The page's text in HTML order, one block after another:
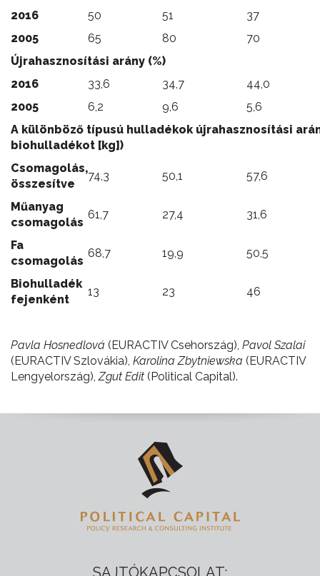
2016
50 51
37
2005
65 80
70
Újrahasznosítási arány (%)
2016
33,6 34,7
44,0
2005
6,2 9,6
5,6
A különböző típusú hulladékok újrahasznosítási
biohulladékot [kg])
Csomagolás,
összesítve
74,3 50,1 57,6
Műanyag
csomagolás
61,7 27,4 31,6
Fa
csomagolás
68,7 19,9 50,5
Biohulladék
fejenként
13 23 46
Pavla Hosnedlová (EURACTIV Csehország), Pavol Szalai
(EURACTIV Szlovákia), Karolina Zbytniewska (EURACTIV
Lengyelország), Zgut Edit (Political Capital).
SAJTÓKAPCSOLAT: